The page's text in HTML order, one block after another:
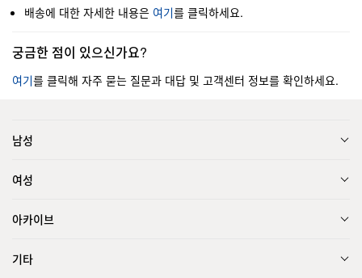
배송에 대한 자세한 내용은 여기를 클릭하세요.
궁금한 점이 있으신가요?
여기를 클릭해 자주 묻는 질문과 대답 및 고객센터 정보를 확인하세요.
남성
여성
아카이브
기타